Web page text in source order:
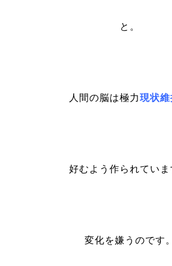
と。
人間の脳は極力現状維
好むよう作られていま
変化を嫌うのです。